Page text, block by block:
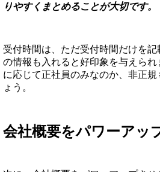
りやすくまとめることが大切です。
受付時間は、ただ受付時間だけを記
の情報も入れると好印象を与えら
に応じて正社員のみなのか、非正
ょう。
会社概要をパワーアッ